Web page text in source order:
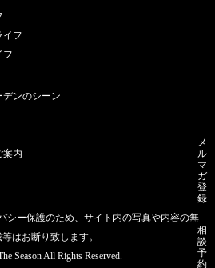
イフ
フ
デンのシーン
案内
シー保護のため、サイト内の写真や内容の無
はお断り致します。
Season All Rights Reserved.
メ
ル
マ
ガ
登
録
相
談
予
約